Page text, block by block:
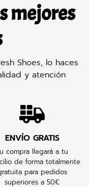
mejores
Shoes, lo haces
y atención
ENVÍO GRATIS
compra llegará a tu
de forma totalmente
para pedidos
superiores a 50€